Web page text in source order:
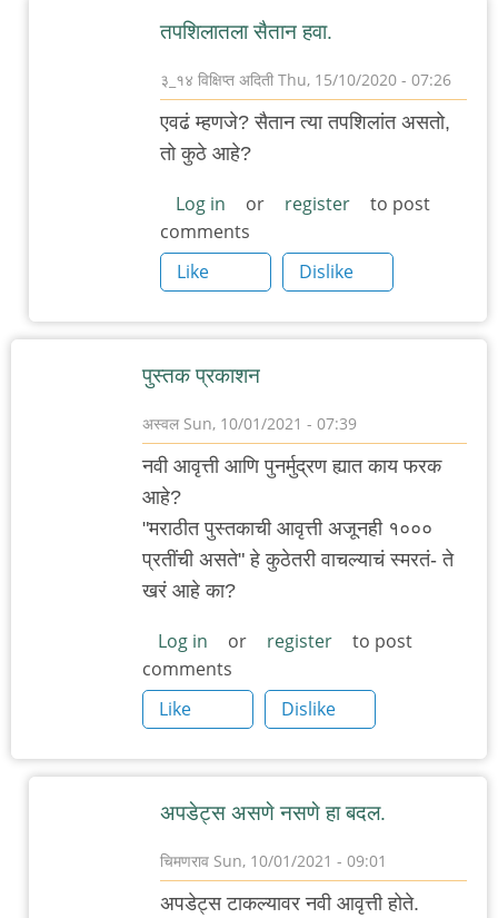
तपशिलातला सैतान हवा.
३_१४ विक्षिप्त अदिती Thu, 15/10/2020 - 07:26
In
reply
संस्थळं
-
मराठी
संस्थळं
by
एवढं म्हणजे? सैतान त्या तपशिलांत असतो,
तो कुठे आहे?
Log in or register
to post
comments
Like
Dislike
पुस्तक प्रकाशन
अस्वल Sun, 10/01/2021 - 07:39
नवी आवृत्ती आणि पुनर्मुद्रण ह्यात काय फरक
आहे?
"मराठीत पुस्तकाची आवृत्ती अजूनही १०००
प्रतींची असते" हे कुठेतरी वाचल्याचं स्मरतं- ते
खरं आहे का?
Log in or register
to post
comments
Like
Dislike
अपडेट्स असणे नसणे हा बदल.
चिमणराव Sun, 10/01/2021 - 09:01
अपडेट्स टाकल्यावर नवी आवृत्ती होते.